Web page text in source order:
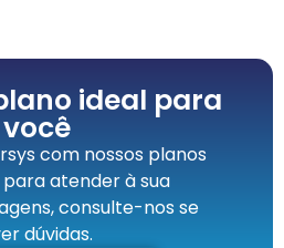
ideal para
você
com nossos planos
atender à sua
consulte-nos se
dúvidas.